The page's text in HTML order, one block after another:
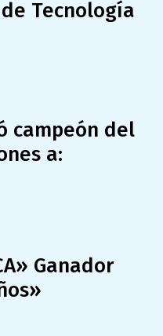
Tecnología
campeón del
a:
Ganador